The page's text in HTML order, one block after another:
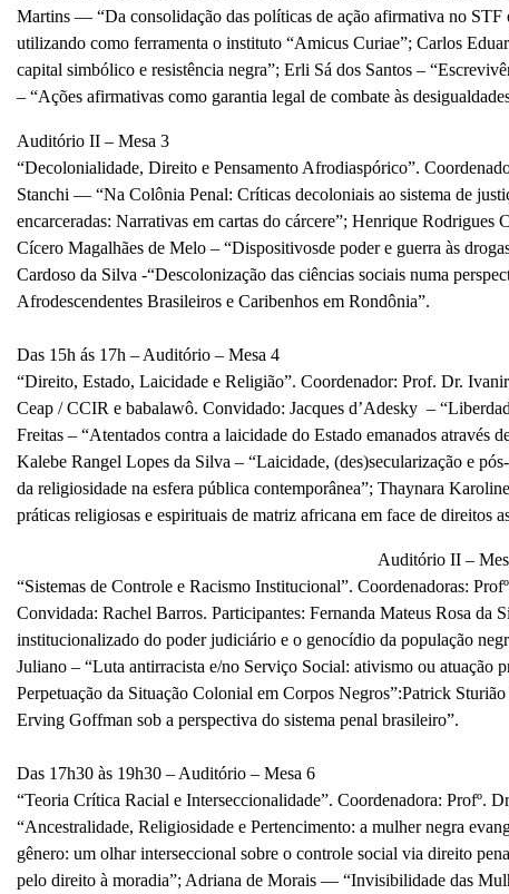
Martins — “Da consolidação das políticas de ação afirmativa no STF
utilizando como ferramenta o instituto “Amicus Curiae”; Carlos
capital simbólico e resistência negra”; Erli Sá dos Santos –
– “Ações afirmativas como garantia legal de combate às
Auditório II – Mesa 3
“Decolonialidade, Direito e Pensamento Afrodiaspórico”.
Stanchi — “Na Colônia Penal: Críticas decoloniais ao sistema de
encarceradas: Narrativas em cartas do cárcere”; Henrique Rodrigues
Cícero Magalhães de Melo – “Dispositivosde poder e guerra às
Cardoso da Silva -“Descolonização das ciências sociais numa
Afrodescendentes Brasileiros e Caribenhos em Rondônia”.
Das 15h ás 17h – Auditório – Mesa 4
“Direito, Estado, Laicidade e Religião”. Coordenador: Prof. Dr.
Ceap / CCIR e babalawô. Convidado: Jacques d’Adesky –
Freitas – “Atentados contra a laicidade do Estado emanados através
Kalebe Rangel Lopes da Silva – “Laicidade, (des)secularização e
da religiosidade na esfera pública contemporânea”; Thaynara
práticas religiosas e espirituais de matriz africana em face de direitos
Auditório II –
“Sistemas de Controle e Racismo Institucional”. Coordenadoras:
Convidada: Rachel Barros. Participantes: Fernanda Mateus Rosa da
institucionalizado do poder judiciário e o genocídio da população
Juliano – “Luta antirracista e/no Serviço Social: ativismo ou atuação
Perpetuação da Situação Colonial em Corpos Negros”:Patrick
Erving Goffman sob a perspectiva do sistema penal brasileiro”.
Das 17h30 às 19h30 – Auditório – Mesa 6
“Teoria Crítica Racial e Interseccionalidade”. Coordenadora: Profº.
“Ancestralidade, Religiosidade e Pertencimento: a mulher negra
gênero: um olhar interseccional sobre o controle social via direito
pelo direito à moradia”; Adriana de Morais — “Invisibilidade das